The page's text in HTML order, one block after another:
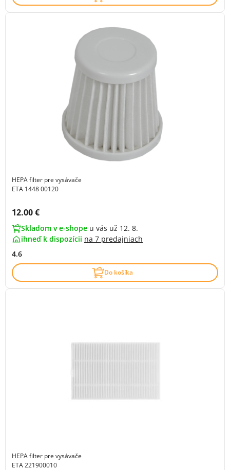
HEPA filter pre vysávače
ETA 1448 00120
Cena s DPH:
12.00 €
Skladom v e-shope u vás už 12. 8.
ihneď k dispozícii na 7 predajniach
4.6
Do košíka
HEPA filter pre vysávače
ETA 221900010